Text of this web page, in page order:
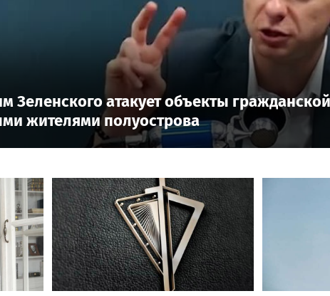
Зеленского атакует объекты
жителями полуострова